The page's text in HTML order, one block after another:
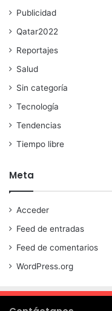
Publicidad
Qatar2022
Reportajes
Salud
Sin categoría
Tecnología
Tendencias
Tiempo libre
Meta
Acceder
Feed de entradas
Feed de comentarios
WordPress.org